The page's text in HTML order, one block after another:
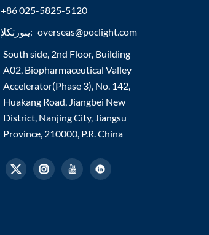
+86 025-5825-5120
ينورتكلإ ديرب: overseas@poclight.com
South side, 2nd Floor, Building
A02, Biopharmaceutical Valley
Accelerator(Phase 3), No. 142,
Huakang Road, Jiangbei New
District, Nanjing City, Jiangsu
Province, 210000, P.R. China